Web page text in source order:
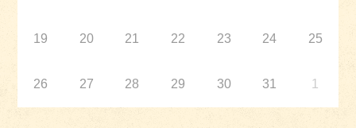
19 20 21 22 23 24 25
26 27 28 29 30 31 1